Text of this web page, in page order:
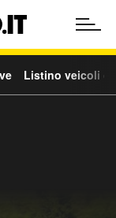
Listino veicoli